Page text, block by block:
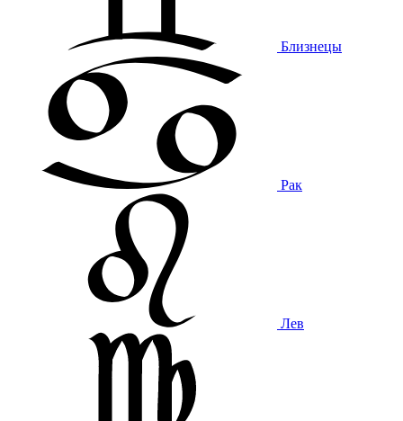
Близнецы
Рак
Лев